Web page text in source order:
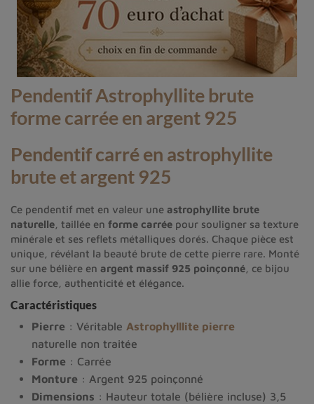
Pendentif Astrophyllite brute
forme carrée en argent 925
Pendentif carré en astrophyllite
brute et argent 925
Ce pendentif met en valeur une astrophyllite brute
naturelle , taillée en forme carrée pour souligner sa texture
minérale et ses reflets métalliques dorés. Chaque pièce est
unique, révélant la beauté brute de cette pierre rare. Monté
sur une bélière en argent massif 925 poinçonné , ce bijou
allie force, authenticité et élégance.
Caractéristiques
Pierre : Véritable Astrophylllite pierre
naturelle non traitée
Forme : Carrée
Monture : Argent 925 poinçonné
Dimensions : Hauteur totale (bélière incluse) 3,5